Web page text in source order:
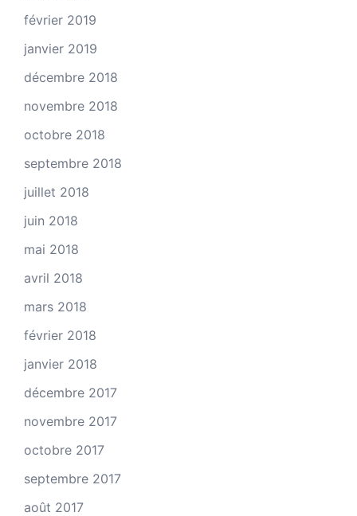
février 2019
janvier 2019
décembre 2018
novembre 2018
octobre 2018
septembre 2018
juillet 2018
juin 2018
mai 2018
avril 2018
mars 2018
février 2018
janvier 2018
décembre 2017
novembre 2017
octobre 2017
septembre 2017
août 2017